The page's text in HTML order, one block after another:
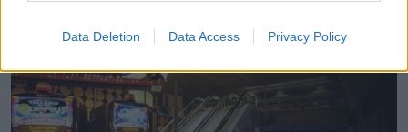
Data Deletion Data Access Privacy Policy